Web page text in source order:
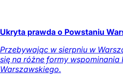
Ukryta prawda o Powstaniu
Przebywając w sierpniu w
się na różne formy wspominania
Warszawskiego.